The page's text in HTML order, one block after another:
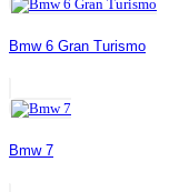
Bmw 6 Gran Turismo
Bmw 7